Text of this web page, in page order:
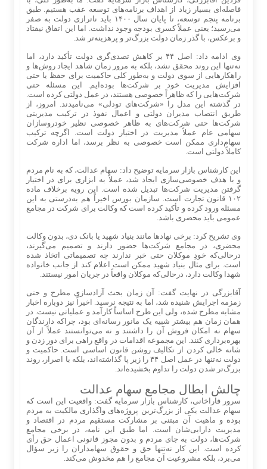
فاصله‌ای بسیار زیاد از اهداف برنامه‌های توسعه عقب هستیم. طبق
برنامه پنجم توسعه، تا پایان سال ۱۴۰۰ باید ناترازی دولت به صفر
می‌رسید؛ یعنی عملاً کسری بودجه وجود نداشت. اما این اتفاق نیفتاد
و برعکس، با گذر زمان دولت بزرگ‌تر و پرهزینه‌تر شد.
وی ادامه داد: اصل ۴۴ بر کاهش تصدی‌گری دولت تأکید دارد، اما
نه‌‌تنها این روند محقق نشد، بلکه به مرور زمان شاهد ایجاد روش‌ها و
راهکارهایی از سوی دولت و به‌طور کلی حاکمیت برای حفظ یا حتی
افزایش مدیریت خود بر شرکت‌ها بوده‌ایم. این مسئله حتی
شرکت‌هایی را که ظاهراً خصوصی هستند، در عمل دولتی کرده است.
در گذشته این مدل را «شرکت‌های تودلی» می‌نامیدند. امروز، از
طریق انتصاب مدیران دولتی و اعمال نفوذ در ترکیب مدیریتی
شرکت‌ها حتی شرکت‌های به ظاهر خصوصی نظیر خودروسازان
سهامی عام عملاً مدیریت در اختیار دولت است. اگرچه ترکیب
سهام‌داری ممکن است خصوصی به نظر برسد، اما اداره شرکت
کاملاً دولتی است.
این کارشناس بازار سرمایه توضیح داد: سهام عدالت، که به نام مردم
و با هدف خصوصی‌سازی ایجاد شد، عملاً به ابزاری برای در اختیار
گرفتن مدیریت شرکت‌ها تبدیل شده است. این رویه برخلاف ماده
۱۰۲ قانون تجارت است. سازمان بورس اخیراً هم به‌درستی به این
مسئله ورود کرده و تأکید کرده است که وکالت برای شرکت در مجامع
عمومی باید محضری باشد.
وی تشریح کرد: برخی نهادها مانند بنیاد شهید یا بانک دی، بدون وکالت
محضری، در مجامع شرکت‌ها حضور دارند و تصمیم می‌گیرند،
درحالی‌که خودِ موکلان حتی خبر ندارند چه تصمیماتی اتخاذ شده
است. برای مثال بنیاد شهید ممکن است اعلام کند از جانب خانواده
شهدا وکالت دارد، درحالی‌که موکلان واقعاً در جریان امور نیستند.
آقابزرگی در نهایت گفت: آن زمان بحث آزادسازی مطرح و حتی
زمزمه اجرایش شنیده شد، اما به نتیجه نرسید. اخیراً نیز دوباره اخبار
مشابه مطرح شده، ولی این طرح اساساً کارآمد و عملیاتی نیست. در
همان زمان هم بیشتر شبیه یک مانور رسانه‌ای بود، چراکه دارندگان
سهام نه امکان فروش آن را داشتند و نه می‌توانستند عملاً از آن
بهره‌برداری کنند. این مجموعه اقدامات در واقع راهی برای دور زدن و
شانه خالی کردن از تکالیف روشن قانون اساسی است. حاکمیت و
دولت نه‌تنها در عمل اصل ۴۴ را زیر پا گذاشته‌اند، بلکه با اصرار، روند
بزرگ‌تر شدن دولت را تداوم بخشیده‌اند.
چالش ابطال مجامع سهام عدالت
سرور قاراخانی، کارشناس بازار سرمایه گفت: واقعیت این است که
سهام عدالت یکی از بزرگ‌ترین پروژه‌های واگذاری مالکیت به مردم
بوده و ماهیت آن مبتنی بر مشارکت مستقیم مردم در اقتصاد و
مدیریت دارایی‌شان است. اما طبق این نامه، در برخی مجامع
شرکت‌ها، دولت به جای مردم و بدون مجوز قانونی اعمال حق رأی
کرده است. این کار نه‌تنها حق و حقوق سهامداران را زیر سؤال
می‌برد، بلکه مشروعیت آن مجامع را هم مخدوش می‌کند.